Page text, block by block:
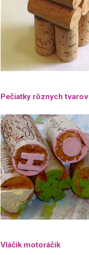
Pečiatky rôznych tvarov
Vláčik motoráčik